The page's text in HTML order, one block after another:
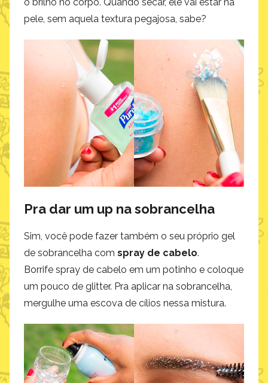
pele, sem aquela textura pegajosa, sabe?
Pra dar um up na sobrancelha
Sim, você pode fazer também o seu próprio gel
de sobrancelha com spray de cabelo.
Borrife spray de cabelo em um potinho e coloque
um pouco de glitter. Pra aplicar na sobrancelha,
mergulhe uma escova de cílios nessa mistura.